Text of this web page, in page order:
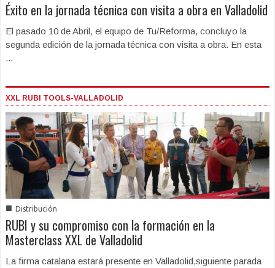
Éxito en la jornada técnica con visita a obra en Valladolid
El pasado 10 de Abril, el equipo de Tu/Reforma, concluyo la
segunda edición de la jornada técnica con visita a obra. En esta
...
XXL RUBI TOOLS-VALLADOLID
■ Distribución
RUBI y su compromiso con la formación en la
Masterclass XXL de Valladolid
La firma catalana estará presente en Valladolid,siguiente parada